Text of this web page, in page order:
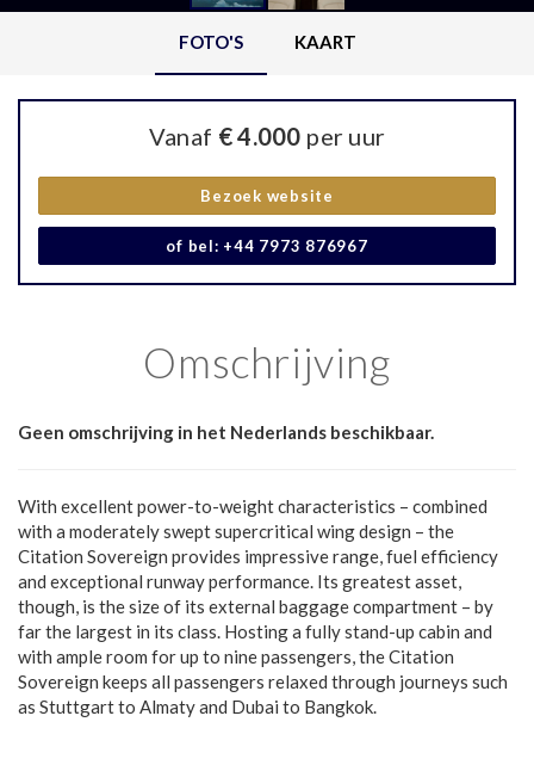
FOTO'S KAART
Vanaf € 4.000 per uur
Bezoek website
of bel: +44 7973 876967
Omschrijving
Geen omschrijving in het Nederlands beschikbaar.
With excellent power-to-weight characteristics – combined
with a moderately swept supercritical wing design – the
Citation Sovereign provides impressive range, fuel efficiency
and exceptional runway performance. Its greatest asset,
though, is the size of its external baggage compartment – by
far the largest in its class. Hosting a fully stand-up cabin and
with ample room for up to nine passengers, the Citation
Sovereign keeps all passengers relaxed through journeys such
as Stuttgart to Almaty and Dubai to Bangkok.